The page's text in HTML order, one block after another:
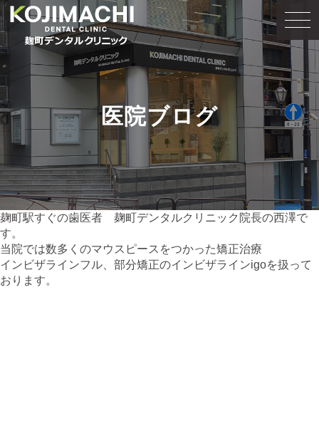
医院ブログ
麹町駅すぐの歯医者 麹町デンタルクリニック院長の西澤で
す。
当院では数多くのマウスピースをつかった矯正治療
インビザラインフル、部分矯正のインビザラインigoを扱って
おります。